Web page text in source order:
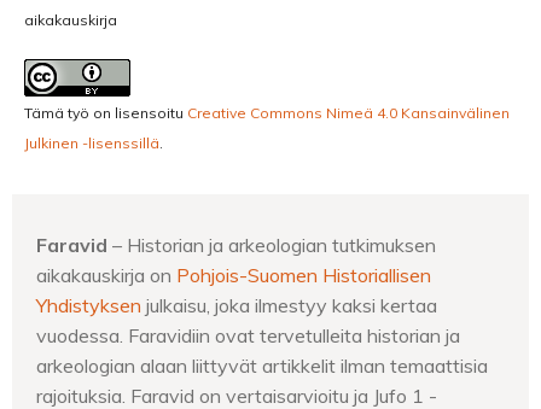
aikakauskirja
Tämä työ on lisensoitu Creative Commons Nimeä 4.0 Kansainvälinen
Julkinen -lisenssillä.
Faravid – Historian ja arkeologian tutkimuksen
aikakauskirja on Pohjois-Suomen Historiallisen
Yhdistyksen julkaisu, joka ilmestyy kaksi kertaa
vuodessa. Faravidiin ovat tervetulleita historian ja
arkeologian alaan liittyvät artikkelit ilman temaattisia
rajoituksia. Faravid on vertaisarvioitu ja Jufo 1 -